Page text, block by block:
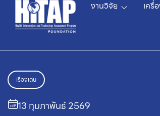
งานวิจัย เครื่
เรื่องเด่น
13 กุมภาพันธ์ 2569